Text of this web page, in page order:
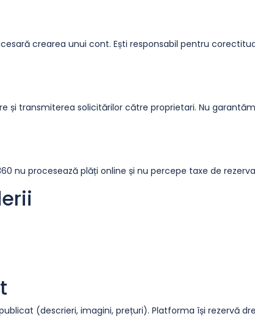
crearea unui cont. Ești responsabil pentru
și transmiterea solicitărilor către proprietari. Nu
nu procesează plăți online și nu percepe taxe de
(descrieri, imagini, prețuri). Platforma își rezervă